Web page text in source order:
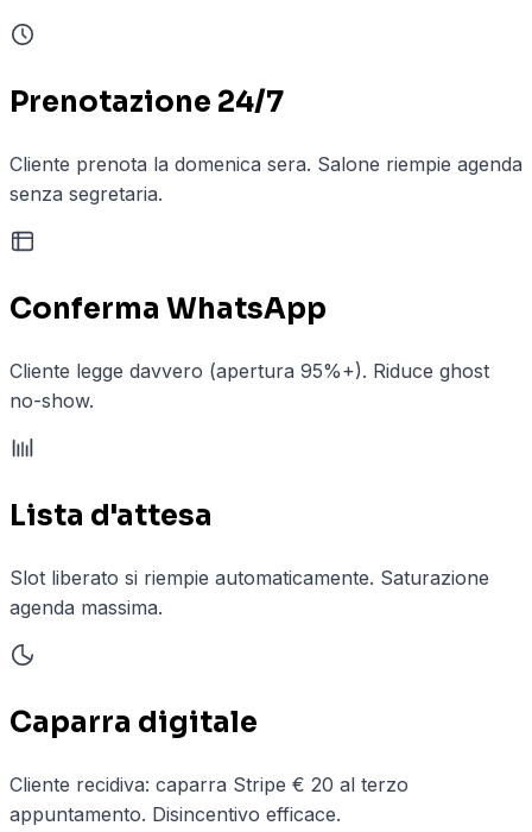
Prenotazione 24/7
Cliente prenota la domenica sera. Salone riempie agenda
senza segretaria.
Conferma WhatsApp
Cliente legge davvero (apertura 95%+). Riduce ghost
no-show.
Lista d'attesa
Slot liberato si riempie automaticamente. Saturazione
agenda massima.
Caparra digitale
Cliente recidiva: caparra Stripe € 20 al terzo
appuntamento. Disincentivo efficace.